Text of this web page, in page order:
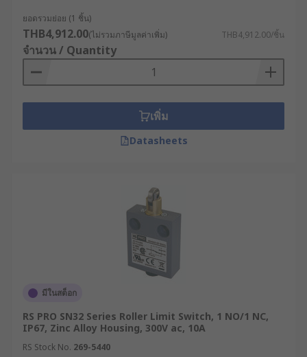
Head, ตัวสวิตช์ และเต้ารับหรือขั้วต่อ โดยแต่ละส่วนมี
รายละเอียด ดังนี้
Actuator Head
Actuator หรือตัวกระตุ้น เป็นส่วนประกอบของลิมิตสวิ
ทช์ที่ทำหน้าที่สัมผัสกับวัตถุ โดยในสวิตช์บางรุ่น ตัว
กระตุ้นจะติดตั้งอยู่บริเวณ Operating Head ซึ่งทำ
Switch Body หรือตัวสวิตช์ เป็นส่วนประกอบที่ติดตั้ง
กลไกหน้าสัมผัสทางไฟฟ้า โดยเมื่อหัวกดหรือก้านชน
(Actuator) ถูกกระตุ้นจากการสัมผัสกับวัตถุภายนอก
อยู่กับรูปแบบการจัดเรียงหน้าสัมผัสของตัวสวิตช์
(NO/NC)
ยอดรวมย่อย (1 ชิ้น)
THB4,912.00(ไม่รวมภาษีมูลค่าเพิ่ม) THB4,912.00/ชิ้น
จำนวน / Quantity
เพิ่ม
Datasheets
มีในสต็อก
RS PRO SN32 Series Roller Limit Switch, 1 NO/1 NC,
IP67, Zinc Alloy Housing, 300V ac, 10A
RS Stock No. 269-5440